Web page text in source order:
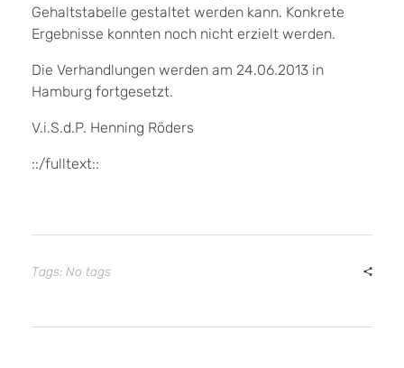
Gehaltstabelle gestaltet werden kann. Konkrete
Ergebnisse konnten noch nicht erzielt werden.
Die Verhandlungen werden am 24.06.2013 in
Hamburg fortgesetzt.
V.i.S.d.P. Henning Röders
::/fulltext::
Tags: No tags